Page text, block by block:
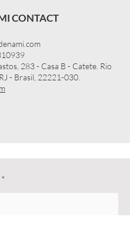
CONTACT
283 - Casa B - Catete. Rio
- Brasil, 22221-030